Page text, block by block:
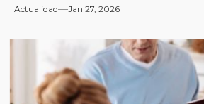
Actualidad Jan 27, 2026